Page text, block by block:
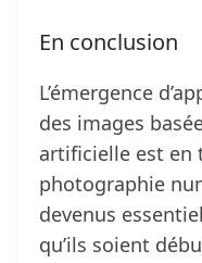
En conclusion
L’émergence
des images
artificielle est en
photographie
devenus
qu’ils soient